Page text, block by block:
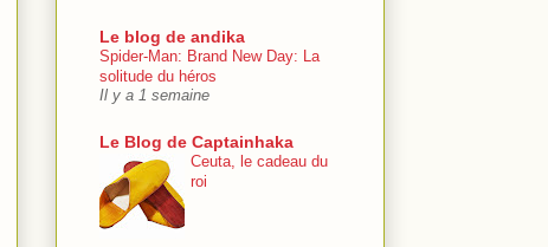
Le blog de andika
Spider-Man: Brand New Day: La
solitude du héros
Il y a 1 semaine
Le Blog de Captainhaka
Ceuta, le cadeau du
roi